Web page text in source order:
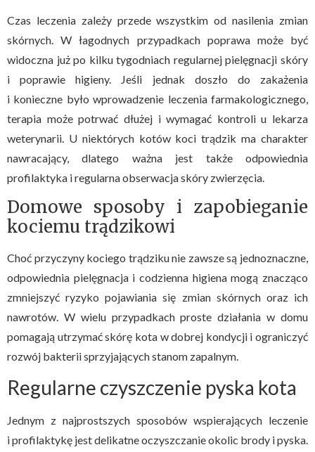
Czas leczenia zależy przede wszystkim od nasilenia zmian
skórnych. W łagodnych przypadkach poprawa może być
widoczna już po kilku tygodniach regularnej pielęgnacji skóry
i poprawie higieny. Jeśli jednak doszło do zakażenia
i konieczne było wprowadzenie leczenia farmakologicznego,
terapia może potrwać dłużej i wymagać kontroli u lekarza
weterynarii. U niektórych kotów koci trądzik ma charakter
nawracający, dlatego ważna jest także odpowiednia
profilaktyka i regularna obserwacja skóry zwierzęcia.
Domowe sposoby i zapobieganie
kociemu trądzikowi
Choć przyczyny kociego trądziku nie zawsze są jednoznaczne,
odpowiednia pielęgnacja i codzienna higiena mogą znacząco
zmniejszyć ryzyko pojawiania się zmian skórnych oraz ich
nawrotów. W wielu przypadkach proste działania w domu
pomagają utrzymać skórę kota w dobrej kondycji i ograniczyć
rozwój bakterii sprzyjających stanom zapalnym.
Regularne czyszczenie pyska kota
Jednym z najprostszych sposobów wspierających leczenie
i profilaktykę jest delikatne oczyszczanie okolic brody i pyska.